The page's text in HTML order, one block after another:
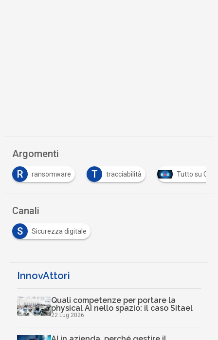
Argomenti
T tracciabilità Tutto su Cyber Security
Canali
S
Sicurezza digitale
InnovAttori
Quali competenze per portare la
physical AI nello spazio: il caso Sitael
22 Lug 2026